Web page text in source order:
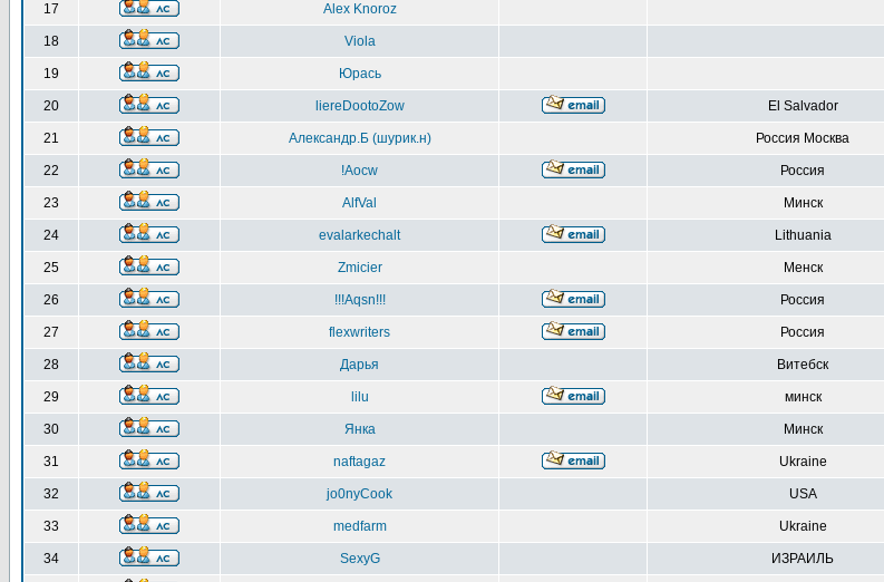
17 Alex Knoroz
18 Viola
19 Юрась
20 liereDootoZow El Salvador
21 Александр.Б (шурик.н) Россия Москва
22 !Aocw Россия
23 AlfVal Минск
24 evalarkechalt Lithuania
25 Zmicier Менск
26 !!!Aqsn!!! Россия
27 flexwriters Россия
28 Дарья Витебск
29 lilu минск
30 Янка Минск
31 naftagaz Ukraine
32 jo0nyCook USA
33 medfarm Ukraine
34 SexyG ИЗРАИЛЬ